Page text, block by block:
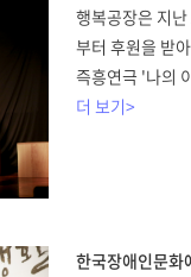
행복공장은 지
부터 후원을 받
즉흥연극 '나의
더 보기>
한국장애인문화